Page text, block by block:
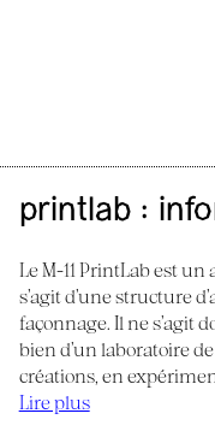
printlab :
Le M-11 PrintLab est un
s’agit d’une structure
façonnage. Il ne s’agit
bien d’un laboratoire
créations, en
Lire plus